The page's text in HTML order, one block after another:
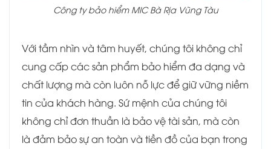
Công ty bảo hiểm MIC Bà Rịa Vũng Tàu
Với tầm nhìn và tâm huyết, chúng tôi không chỉ
cung cấp các sản phẩm bảo hiểm đa dạng và
chất lượng mà còn luôn nỗ lực để giữ vững niềm
tin của khách hàng. Sứ mệnh của chúng tôi
không chỉ đơn thuần là bảo vệ tài sản, mà còn
là đảm bảo sự an toàn và tiền đồ của bạn trong